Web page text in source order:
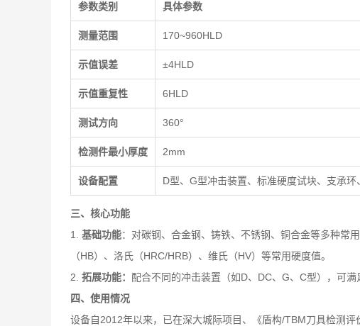
参数类别 具体参数
测量范围 170~960HLD
示值误差 ±4HLD
示值重复性 6HLD
测试方向 360°
检测件最小厚度 2mm
设备配置 D型、G型冲击装置、标准硬度试块、支承环
三、核心功能
1. 基础功能：对碳钢、合金钢、铸铁、不锈钢、铜合金等多种常
（HB）、洛氏（HRC/HRB）、维氏（HV）等常用硬度值。
2. 拓展功能： 配合不同的冲击装置（如D、DC、G、C型），可
四、使用情况
设备自2012年以来，已在深大城际项目、《盾构/TBM刀具检测